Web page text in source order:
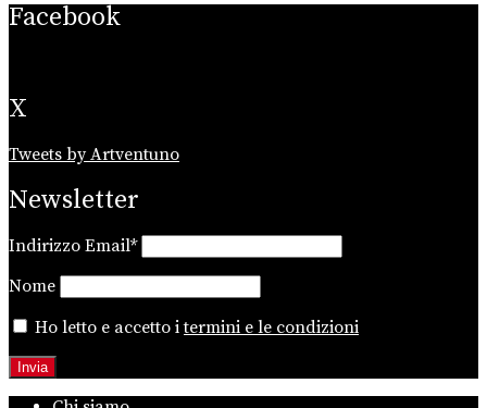
Facebook
X
Tweets by Artventuno
Newsletter
Indirizzo Email*
Nome
Ho letto e accetto itermini e le condizioni